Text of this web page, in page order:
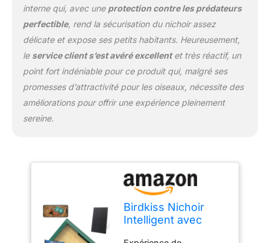
chansons de vos
oiseaux nicheurs avec le
Plongez dans le monde
des oiseaux avec des
algorithmes avancés d'IA
identifiant plus de 11 000
espèces d'oiseaux.
Explorez les détails
sur les arbres, les murs
ou les poteaux avec le kit
de support de montage
inclus (poteau non
inclus). Les trous
interne qui, avec une protection contre les prédateurs
perfectible, rend la sécurisation du nichoir assez
délicate et expose ses petits habitants. Heureusement,
le service client s’est avéré excellentet très réactif, un
point fort indéniable pour ce produit qui, malgré ses
promesses d’attractivité pour les oiseaux, nécessite des
améliorations pour offrir une expérience pleinement
sereine.
Birdkiss Nichoir
Intelligent avec